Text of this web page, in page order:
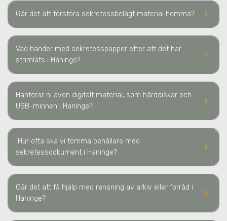
keyboard_arrow_right
Går det att förstöra sekretessbelagt material hemma?
keyboard_arrow_right
Vad händer med sekretesspapper efter att det har
strimlats i Haninge?
keyboard_arrow_right
Hanterar ni även digitalt material, som hårddiskar och
USB-minnen i Haninge?
keyboard_arrow_right
Hur ofta ska vi tömma behållare med
sekretessdokument i Haninge?
keyboard_arrow_right
Går det att få hjälp med rensning av arkiv eller förråd i
Haninge?